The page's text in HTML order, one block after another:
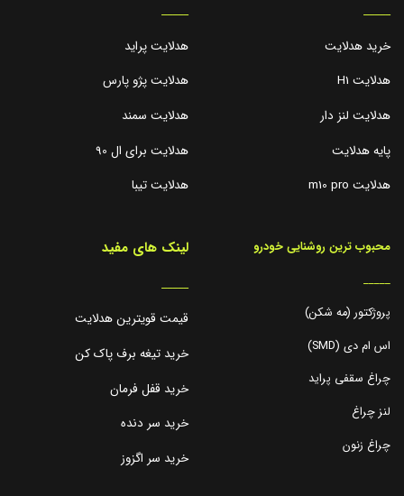
_____
خرید هدلایت
هدلایت H1
هدلایت لنز دار
پایه هدلایت
هدلایت m10 pro
_____
هدلایت پراید
هدلایت پژو پارس
هدلایت سمند
هدلایت برای ال 90
هدلایت تیبا
محبوب ترین روشنایی خودرو
_____
پروژکتور (مه شکن)
اس ام دی (SMD)
چراغ سقفی پراید
لنز چراغ
چراغ زنون
لینک های مفید
_____
قیمت قویترین هدلایت
خرید تیغه برف پاک کن
خرید قفل فرمان
خرید سر دنده
خرید سر اگزوز